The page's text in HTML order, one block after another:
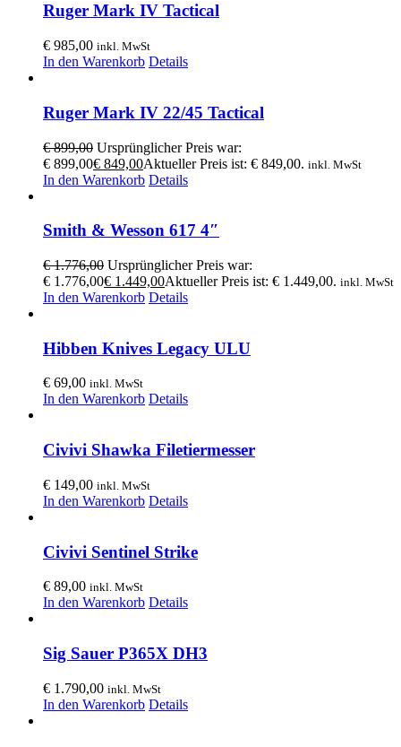
Ruger Mark IV Tactical
€ 985,00 inkl. MwSt
In den Warenkorb Details
Ruger Mark IV 22/45 Tactical
€899,00 Ursprünglicher Preis war:
€ 899,00€ 849,00Aktueller Preis ist: € 849,00. inkl. MwSt
In den Warenkorb Details
Smith & Wesson 617 4″
€1.776,00 Ursprünglicher Preis war:
€ 1.776,00€ 1.449,00Aktueller Preis ist: € 1.449,00. inkl. MwSt
In den Warenkorb Details
Hibben Knives Legacy ULU
€ 69,00 inkl. MwSt
In den Warenkorb Details
Civivi Shawka Filetiermesser
€ 149,00 inkl. MwSt
In den Warenkorb Details
Civivi Sentinel Strike
€ 89,00 inkl. MwSt
In den Warenkorb Details
Sig Sauer P365X DH3
€ 1.790,00 inkl. MwSt
In den Warenkorb Details